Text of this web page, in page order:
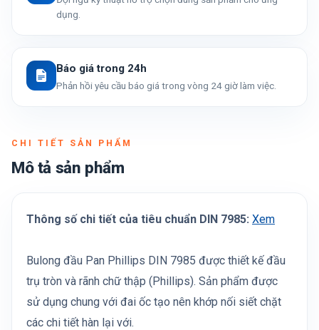
dụng.
Báo giá trong 24h
Phản hồi yêu cầu báo giá trong vòng 24 giờ làm việc.
CHI TIẾT SẢN PHẨM
Mô tả sản phẩm
Thông số chi tiết của tiêu chuẩn DIN 7985: Xem
Bulong đầu Pan Phillips DIN 7985 được thiết kế đầu
trụ tròn và rãnh chữ thập (Phillips). Sản phẩm được
sử dụng chung với đai ốc tạo nên khớp nối siết chặt
các chi tiết hàn lại với.